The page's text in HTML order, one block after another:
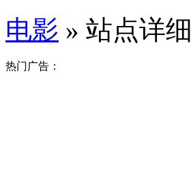
电影 » 站点详细
热门广告：